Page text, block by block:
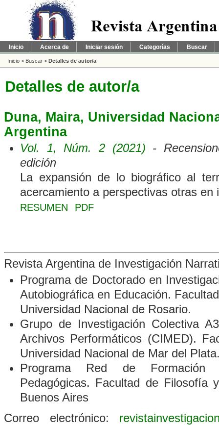
Inicio Acerca de Iniciar sesión Categorías Buscar
Inicio > Buscar > Detalles de autor/a
Detalles de autor/a
Duna, Maira, Universidad
Argentina
Vol. 1, Núm. 2 (2021) -
edición
La expansión de lo biográfico al
acercamiento a perspectivas otras en
RESUMEN PDF
Revista Argentina de Investigación
Programa de Doctorado en
Autobiográfica en Educación.
Universidad Nacional de Rosario.
Grupo de Investigación Colectiva
Archivos Performáticos (CIMED).
Universidad Nacional de Mar del
Programa Red de Formación
Pedagógicas. Facultad de Filosofía
Buenos Aires
Correo electrónico: